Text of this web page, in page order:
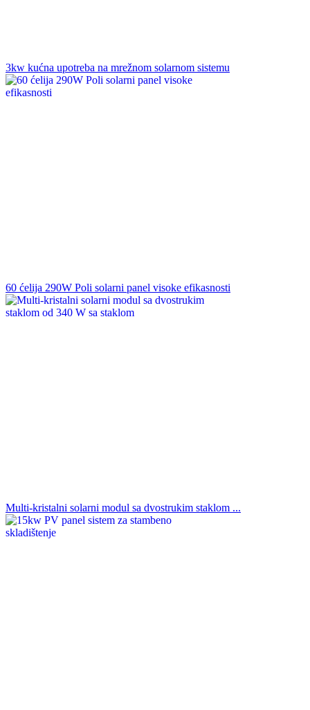
3kw kućna upotreba na mrežnom solarnom sistemu
60 ćelija 290W Poli solarni panel visoke efikasnosti
Multi-kristalni solarni modul sa dvostrukim staklom ...